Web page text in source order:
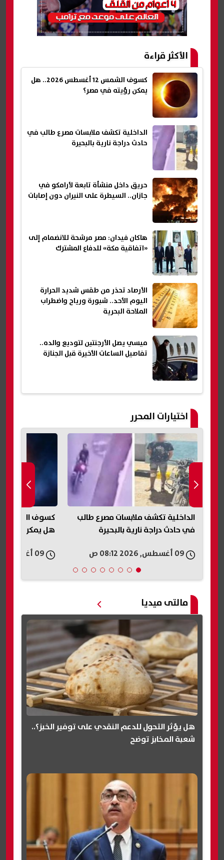
الأكثر قراءة
كسوف الشمس 12 أغسطس 2026.. هل
يمكن رؤيته في مصر؟
الداخلية تكشف ملابسات مصرع طالب في
حادث دراجة نارية بالبحيرة
حريق داخل منشأة تابعة لأرامكو في
جازان.. السيطرة على النيران دون إصابات
هاكان فيدان: مصر مرشحة للانضمام إلى
«اتفاقية مكة» للدفاع المشترك
الأرصاد تحذر من طقس شديد الحرارة
اليوم الأحد.. شبورة ورياح واضطراب
الملاحة البحرية
ميسي يصل الأرجنتين لتوديع والده..
تفاصيل الساعات الأخيرة قبل الجنازة
اختيارات المحرر
الداخلية تكشف ملابسات مصرع طالب
في حادث دراجة نارية بالبحيرة
هل يمكن
مالتى ميديا
هل يؤثر التحول للدعم النقدي على توفير الخبز؟..
شعبة المخابز توضح